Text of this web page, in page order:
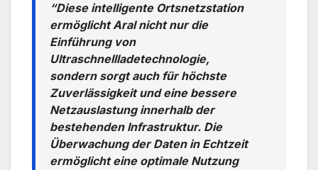
“Diese intelligente Ortsnetzstation
ermöglicht Aral nicht nur die
Einführung von
Ultraschnellladetechnologie,
sondern sorgt auch für höchste
Zuverlässigkeit und eine bessere
Netzauslastung innerhalb der
bestehenden Infrastruktur. Die
Überwachung der Daten in Echtzeit
ermöglicht eine optimale Nutzung